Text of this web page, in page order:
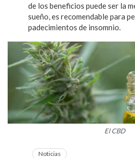
de los beneficios puede ser la
sueño, es recomendable para
padecimientos de insomnio.
El CBD
Noticias